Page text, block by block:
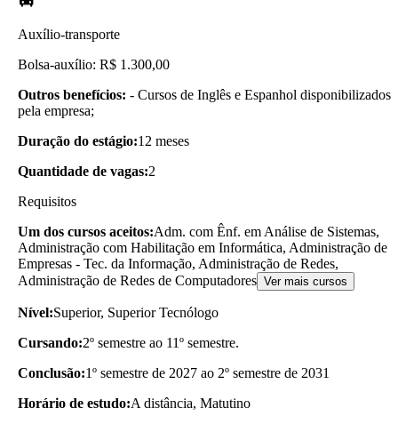
Auxílio-transporte
Bolsa-auxílio: R$ 1.300,00
Outros benefícios: - Cursos de Inglês e Espanhol disponibilizados
pela empresa;
Duração do estágio:12 meses
Quantidade de vagas:2
Requisitos
Um dos cursos aceitos:Adm. com Ênf. em Análise de Sistemas,
Administração com Habilitação em Informática, Administração de
Empresas - Tec. da Informação, Administração de Redes,
Administração de Redes de Computadores Ver mais cursos
Nível:Superior, Superior Tecnólogo
Cursando:2º semestre ao 11º semestre.
Conclusão:1º semestre de 2027 ao 2º semestre de 2031
Horário de estudo:A distância, Matutino